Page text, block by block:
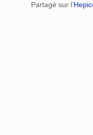
Partagé sur l’